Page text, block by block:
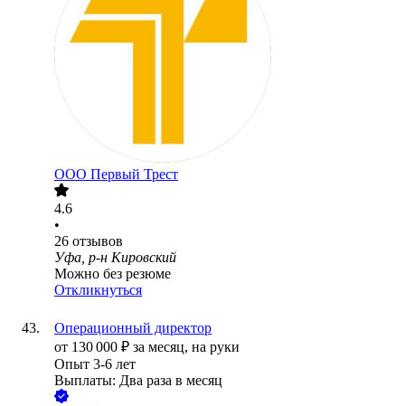
ООО Первый Трест
4.6
•
26 отзывов
Уфа, р-н Кировский
Можно без резюме
Откликнуться
Операционный директор
от 130 000 ₽ за месяц, на руки
Опыт 3-6 лет
Выплаты: Два раза в месяц